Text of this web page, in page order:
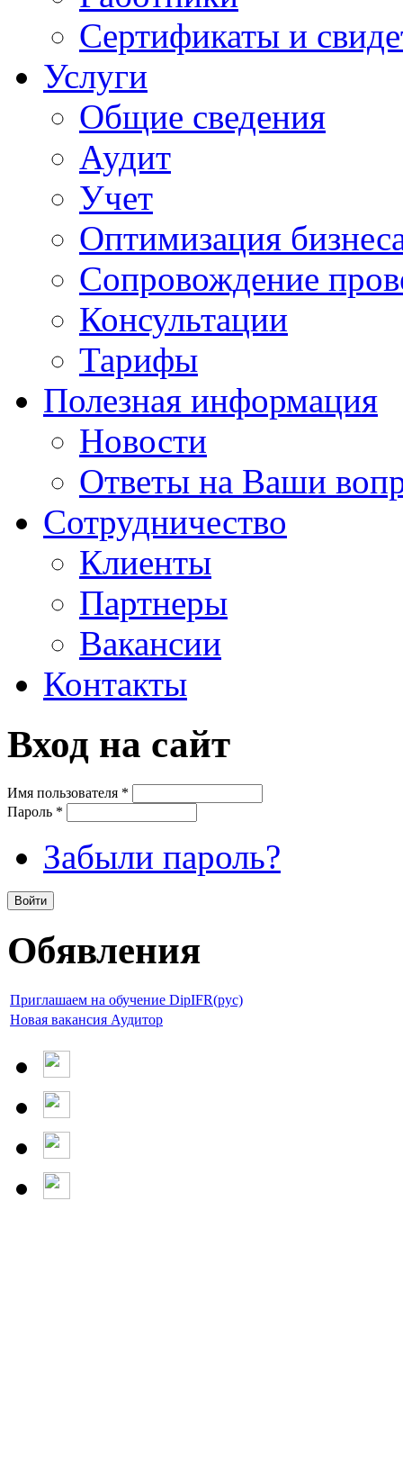
Сертификаты и
Услуги
Общие сведения
Аудит
Учет
Оптимизация
Сопровождение
Консультации
Тарифы
Полезная информация
Новости
Ответы на Ваши
Сотрудничество
Клиенты
Партнеры
Вакансии
Контакты
Вход на сайт
Имя пользователя *
Пароль *
Забыли пароль?
Обявления
Приглашаем на обучение DipIFR(рус)
Новая вакансия Аудитор